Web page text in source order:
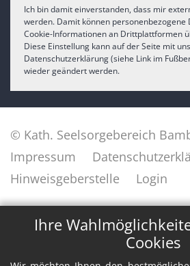
Ihre
Cookies
Ich bin damit einverstanden, dass mir
werden. Damit können personenbezogene
Cookie-Informationen an Drittplattformen
Diese Einstellung kann auf der Seite mit
Datenschutzerklärung (siehe Link im
wieder geändert werden.
© Kath. Seelsorgebereich
Impressum
Hinweisgeberstelle
Login